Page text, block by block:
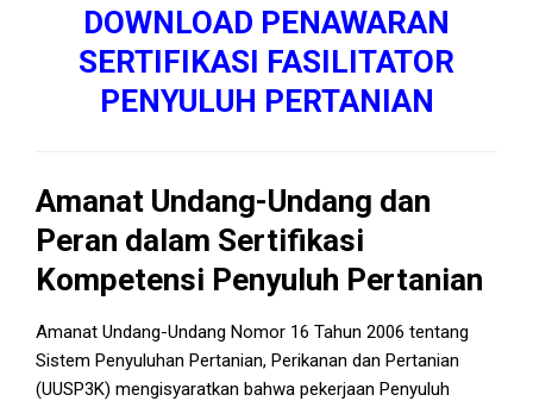
DOWNLOAD PENAWARAN
SERTIFIKASI FASILITATOR
PENYULUH PERTANIAN
Amanat Undang-Undang dan
Peran dalam Sertifikasi
Kompetensi Penyuluh Pertanian
Amanat Undang-Undang Nomor 16 Tahun 2006 tentang
Sistem Penyuluhan Pertanian, Perikanan dan Pertanian
(UUSP3K) mengisyaratkan bahwa pekerjaan Penyuluh